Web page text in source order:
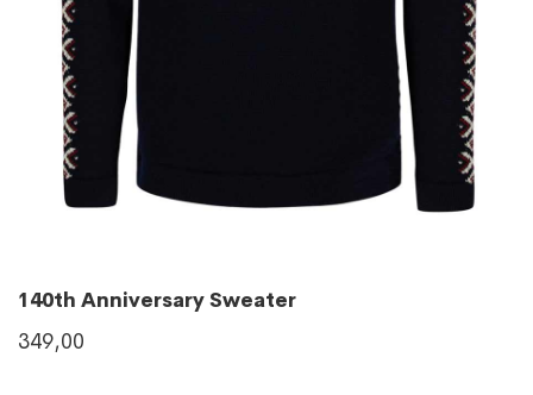
140th Anniversary Sweater
349,00